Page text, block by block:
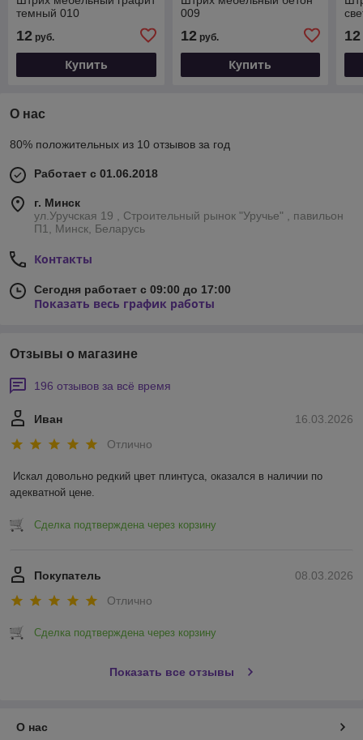
темный 010
12 руб.
Купить
009
12руб.
Купить
12
О нас
80% положительных из 10 отзывов за год
Работает с 01.06.2018
г. Минск
ул.Уручская 19 , Строительный рынок "Уручье" , павильон
П1, Минск, Беларусь
Контакты
Сегодня работает с 09:00 до 17:00
Показать весь график работы
Отзывы о магазине
196 отзывов за всё время
16.03.2026
Иван
Отлично
Искал довольно редкий цвет плинтуса, оказался в наличии по
адекватной цене.
Сделка подтверждена через корзину
08.03.2026
Покупатель
Отлично
Сделка подтверждена через корзину
Показать все отзывы
О нас